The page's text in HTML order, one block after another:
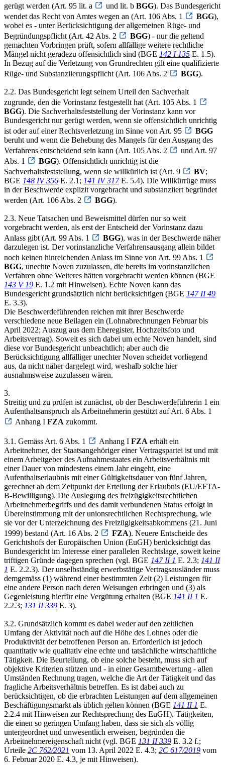
gerügt werden (Art. 95 lit. a
und lit. b BGG). Das Bundesgericht
wendet das Recht von Amtes wegen an (Art. 106 Abs. 1
BGG),
wobei es - unter Berücksichtigung der allgemeinen Rüge- und
Begründungspflicht (Art. 42 Abs. 2
BGG) - nur die geltend
gemachten Vorbringen prüft, sofern allfällige weitere rechtliche
Mängel nicht geradezu offensichtlich sind (BGE 142 I 135 E. 1.5).
In Bezug auf die Verletzung von Grundrechten gilt eine qualifizierte
Rüge- und Substanziierungspflicht (Art. 106 Abs. 2
BGG).
2.2. Das Bundesgericht legt seinem Urteil den Sachverhalt
zugrunde, den die Vorinstanz festgestellt hat (Art. 105 Abs. 1
BGG). Die Sachverhaltsfeststellung der Vorinstanz kann vor
Bundesgericht nur gerügt werden, wenn sie offensichtlich unrichtig
ist oder auf einer Rechtsverletzung im Sinne von Art. 95
BGG
beruht und wenn die Behebung des Mangels für den Ausgang des
Verfahrens entscheidend sein kann (Art. 105 Abs. 2
und Art. 97
Abs. 1
BGG). Offensichtlich unrichtig ist die
Sachverhaltsfeststellung, wenn sie willkürlich ist (Art. 9
BV;
BGE 148 IV 356 E. 2.1; 141 IV 317E. 5.4). Die Willkürrüge muss
in der Beschwerde explizit vorgebracht und substanziiert begründet
werden (Art. 106 Abs. 2
BGG).
2.3. Neue Tatsachen und Beweismittel dürfen nur so weit
vorgebracht werden, als erst der Entscheid der Vorinstanz dazu
Anlass gibt (Art. 99 Abs. 1
BGG), was in der Beschwerde näher
darzulegen ist. Der vorinstanzliche Verfahrensausgang allein bildet
noch keinen hinreichenden Anlass im Sinne von Art. 99 Abs. 1
BGG, unechte Noven zuzulassen, die bereits im vorinstanzlichen
Verfahren ohne Weiteres hätten vorgebracht werden können (BGE
143 V 19 E. 1.2 mit Hinweisen). Echte Noven kann das
Bundesgericht grundsätzlich nicht berücksichtigen (BGE 147 II 49
E. 3.3).
Die Beschwerdeführenden reichen mit ihrer Beschwerde
verschiedene neue Beilagen ein (Lohnabrechnungen Februar bis
April 2022; Auszug aus dem Eheregister, Hochzeitsfoto und
Arbeitsvertrag). Soweit es sich dabei um echte Noven handelt, sind
diese vor Bundesgericht unbeachtlich; aber auch die
Berücksichtigung allfälliger unechter Noven scheidet vorliegend
aus, da nicht näher dargelegt wird, weshalb solche hier
ausnahmsweise zuzulassen wären.
3.
Streitig und zu prüfen ist zunächst, ob der Beschwerdeführerin 1 ein
Aufenthaltsanspruch als Arbeitnehmerin gestützt auf Art. 6 Abs. 1
Anhang I FZA zukommt.
3.1. Gemäss Art. 6 Abs. 1 Anhang I FZA erhält ein
Arbeitnehmer, der Staatsangehöriger einer Vertragspartei ist und mit
einem Arbeitgeber des Aufnahmestaates ein Arbeitsverhältnis mit
einer Dauer von mindestens einem Jahr eingeht, eine
Aufenthaltserlaubnis mit einer Gültigkeitsdauer von fünf Jahren,
gerechnet ab dem Zeitpunkt der Erteilung der Erlaubnis (EU/EFTA-
B-Bewilligung). Die Auslegung des freizügigkeitsrechtlichen
Arbeitnehmerbegriffs und des damit verbundenen Status erfolgt in
Übereinstimmung mit der unionsrechtlichen Rechtsprechung, wie
sie vor der Unterzeichnung des Freizügigkeitsabkommens (21. Juni
1999) bestand (Art. 16 Abs. 2
FZA). Neuere Entscheide des
Gerichtshofs der Europäischen Union (EuGH) berücksichtigt das
Bundesgericht im Interesse einer parallelen Rechtslage, soweit keine
triftigen Gründe dagegen sprechen (vgl. BGE 147 II 1 E. 2.3; 141 II
1 E. 2.2.3). Der unselbständig erwerbstätige Vertragsausländer muss
demgemäss (1) während einer bestimmten Zeit (2) Leistungen für
eine andere Person nach deren Weisungen erbringen und (3) als
Gegenleistung hierfür eine Vergütung erhalten (BGE 141 II 1 E.
2.2.3; 131 II 339 E. 3).
3.2. Grundsätzlich kommt es dabei weder auf den zeitlichen
Umfang der Aktivität noch auf die Höhe des Lohnes oder die
Produktivität der betroffenen Person an. Erforderlich ist jedoch
quantitativ wie qualitativ eine echte und tatsächliche wirtschaftliche
Tätigkeit. Die Beurteilung, ob eine solche besteht, muss sich auf
objektive Kriterien stützen und - in einer Gesamtbewertung - allen
Umständen Rechnung tragen, welche die Art der Tätigkeit und das
fragliche Arbeitsverhältnis betreffen. Es ist dabei auch zu
berücksichtigen, ob die erbrachten Leistungen auf dem allgemeinen
Beschäftigungsmarkt als üblich gelten können (BGE 141 II 1 E.
2.2.4 mit Hinweisen zur Rechtsprechung des EuGH). Tätigkeiten,
die einen so geringen Umfang haben, dass sie sich als völlig
untergeordnet und unwesentlich erweisen, begründen die
Arbeitnehmereigenschaft nicht (vgl. BGE 131 II 339 E. 3.2 f.;
Urteile 2C 762/2021 vom 13. April 2022 E. 4.3; 2C 617/2019 vom
6. Februar 2020 E. 4.3, je mit Hinweisen).